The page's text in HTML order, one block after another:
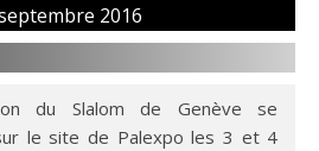
2016
du Slalom de Genève se
le site de Palexpo les 3 et 4